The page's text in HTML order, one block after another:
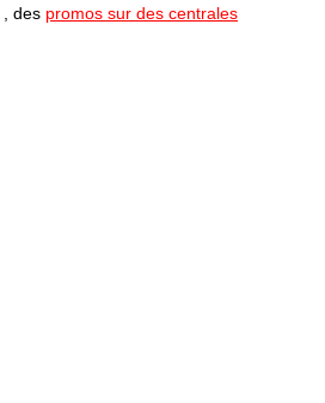
, des promos sur des centrales